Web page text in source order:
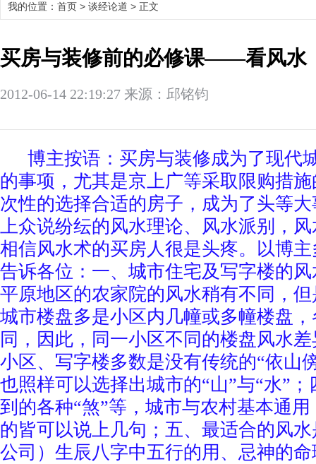
我的位置： 首页 > 谈经论道 > 正文
买房与装修前的必修课——看风水
2012-06-14 22:19:27 来源：邱铭钧
博主按语：买房与装修成为了现代
的事项，尤其是京上广等采取限购措
次性的选择合适的房子，成为了头等
上众说纷纭的风水理论、风水派别，
相信风水术的买房人很是头疼。以博
告诉各位：一、城市住宅及写字楼的
平原地区的农家院的风水稍有不同，
城市楼盘多是小区内几幢或多幢楼盘
同，因此，同一小区不同的楼盘风水
小区、写字楼多数是没有传统的“依山
也照样可以选择出城市的“山”与“水”
到的各种“煞”等，城市与农村基本通
的皆可以说上几句；五、最适合的风
公司）生辰八字中五行的用、忌神的